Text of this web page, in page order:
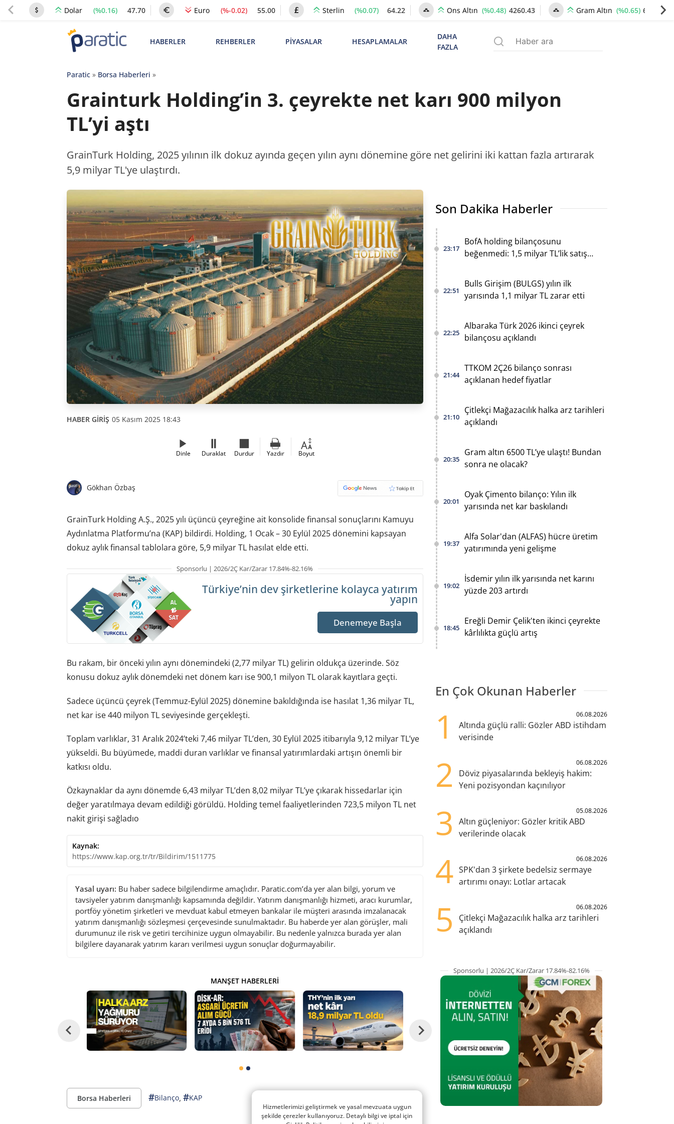
Dolar (%0.16) 47.70 Euro (%-0.02) 55.00 Sterlin (%0.07) 64.22 Ons Altın (%0.48) 4260.43 Gram Altın (%0.65) 6534.62
HABERLER REHBERLER PİYASALAR HESAPLAMALAR
DAHA
FAZLA
Paratic» Borsa Haberleri »
Grainturk Holding’in 3. çeyrekte net karı 900 milyon
TL’yi aştı
GrainTurk Holding, 2025 yılının ilk dokuz ayında geçen yılın aynı dönemine göre net gelirini iki kattan fazla artırarak
5,9 milyar TL'ye ulaştırdı.
HABER GİRİŞ 05 Kasım 2025 18:43
Dinle Duraklat Durdur Yazdır Boyut
Gökhan Özbaş
GrainTurk Holding A.Ş., 2025 yılı üçüncü çeyreğine ait konsolide finansal sonuçlarını Kamuyu
Aydınlatma Platformu’na (KAP) bildirdi. Holding, 1 Ocak – 30 Eylül 2025 dönemini kapsayan
dokuz aylık finansal tablolara göre, 5,9 milyar TL hasılat elde etti.
Sponsorlu | 2026/2Ç Kar/Zarar 17.84%-82.16%
Türkiye’nin dev şirketlerine kolayca yatırım
yapın
Denemeye Başla
Bu rakam, bir önceki yılın aynı dönemindeki (2,77 milyar TL) gelirin oldukça üzerinde. Söz
konusu dokuz aylık dönemdeki net dönem karı ise 900,1 milyon TL olarak kayıtlara geçti.
Sadece üçüncü çeyrek (Temmuz-Eylül 2025) dönemine bakıldığında ise hasılat 1,36 milyar TL,
net kar ise 440 milyon TL seviyesinde gerçekleşti.
Toplam varlıklar, 31 Aralık 2024’teki 7,46 milyar TL’den, 30 Eylül 2025 itibarıyla 9,12 milyar TL’ye
yükseldi. Bu büyümede, maddi duran varlıklar ve finansal yatırımlardaki artışın önemli bir
katkısı oldu.
Özkaynaklar da aynı dönemde 6,43 milyar TL’den 8,02 milyar TL’ye çıkarak hissedarlar için
değer yaratılmaya devam edildiği görüldü. Holding temel faaliyetlerinden 723,5 milyon TL net
nakit girişi sağladıo
Kaynak:
https://www.kap.org.tr/tr/Bildirim/1511775
Yasal uyarı: Bu haber sadece bilgilendirme amaçlıdır. Paratic.com’da yer alan bilgi, yorum ve
tavsiyeler yatırım danışmanlığı kapsamında değildir. Yatırım danışmanlığı hizmeti, aracı kurumlar,
portföy yönetim şirketleri ve mevduat kabul etmeyen bankalar ile müşteri arasında imzalanacak
yatırım danışmanlığı sözleşmesi çerçevesinde sunulmaktadır. Bu haberde yer alan görüşler, mali
durumunuz ile risk ve getiri tercihinize uygun olmayabilir. Bu nedenle yalnızca burada yer alan
bilgilere dayanarak yatırım kararı verilmesi uygun sonuçlar doğurmayabilir.
MANŞET HABERLERI
Borsa Haberleri #Bilanço, #KAP
Son Dakika Haberler
23:17
BofA holding bilançosunu
beğenmedi: 1,5 milyar TL’lik satış
22:51
Bulls Girişim (BULGS) yılın ilk
yarısında 1,1 milyar TL zarar etti
22:25
Albaraka Türk 2026 ikinci çeyrek
bilançosu açıklandı
21:44
TTKOM 2Ç26 bilanço sonrası
açıklanan hedef fiyatlar
21:10
Çitlekçi Mağazacılık halka arz tarihleri
açıklandı
20:35
Gram altın 6500 TL’ye ulaştı! Bundan
sonra ne olacak?
20:01
Oyak Çimento bilanço: Yılın ilk
yarısında net kar baskılandı
19:37
Alfa Solar'dan (ALFAS) hücre üretim
yatırımında yeni gelişme
19:02
İsdemir yılın ilk yarısında net karını
yüzde 203 artırdı
18:45
Ereğli Demir Çelik'ten ikinci çeyrekte
kârlılıkta güçlü artış
En Çok Okunan Haberler
1 06.08.2026
Altında güçlü ralli: Gözler ABD istihdam
verisinde
2 06.08.2026
Döviz piyasalarında bekleyiş hakim:
Yeni pozisyondan kaçınılıyor
3 05.08.2026
Altın güçleniyor: Gözler kritik ABD
verilerinde olacak
4 06.08.2026
SPK'dan 3 şirkete bedelsiz sermaye
artırımı onayı: Lotlar artacak
5 06.08.2026
Çitlekçi Mağazacılık halka arz tarihleri
açıklandı
Sponsorlu | 2026/2Ç Kar/Zarar 17.84%-82.16%
Hizmetlerimizi geliştirmek ve yasal mevzuata uygun
şekilde çerezler kullanıyoruz. Detaylı bilgi ve iptal için